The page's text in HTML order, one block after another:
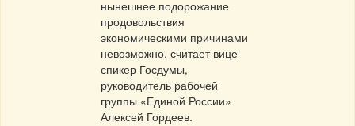
нынешнее подорожание
продовольствия
экономическими причинами
невозможно, считает вице-
спикер Госдумы,
руководитель рабочей
группы «Единой России»
Алексей Гордеев.